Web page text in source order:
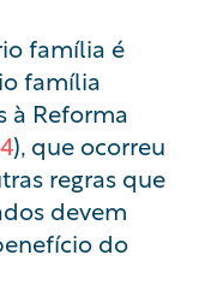
família é
família
à Reforma
), que ocorreu
regras que
devem
do